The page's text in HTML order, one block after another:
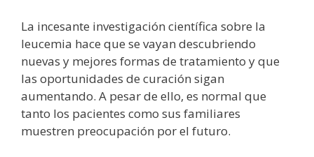
La incesante investigación científica sobre la
leucemia hace que se vayan descubriendo
nuevas y mejores formas de tratamiento y que
las oportunidades de curación sigan
aumentando. A pesar de ello, es normal que
tanto los pacientes como sus familiares
muestren preocupación por el futuro.